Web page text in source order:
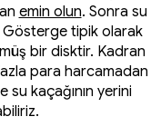
emin olun. Sonra su
Gösterge tipik olarak
bir disktir. Kadran
para harcamadan
kaçağının yerini